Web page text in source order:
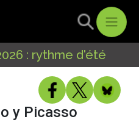
: rythme d'été
y Picasso